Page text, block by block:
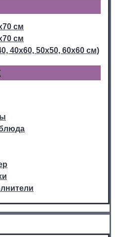
см
см
40х60, 50х50, 60х60 см)